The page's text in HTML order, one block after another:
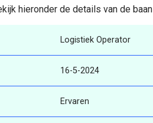
hieronder de details van de baan
Logistiek Operator
16-5-2024
Ervaren